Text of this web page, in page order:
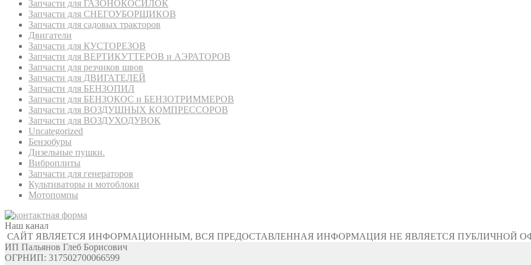
Запчасти для ГАЗОНОКОСИЛОК
Запчасти для СНЕГОУБОРЩИКОВ
Запчасти для садовых тракторов
Двигатели
Запчасти для КУСТОРЕЗОВ
Запчасти для ВЕРТИКУТТЕРОВ и АЭРАТОРОВ
Запчасти для резчиков швов
Запчасти для ДВИГАТЕЛЕЙ
Запчасти для БЕНЗОПИЛ
Запчасти для БЕНЗОКОС и БЕНЗОТРИММЕРОВ
Запчасти для ВОЗДУШНЫХ КОМПРЕССОРОВ
Запчасти для ВОЗДУХОДУВОК
Uncategorized
Бензобуры
Дизельные пушки.
Виброплиты
Запчасти для генераторов
Культиваторы и мотоблоки
Мотопомпы
Наш канал
САЙТ ЯВЛЯЕТСЯ ИНФОРМАЦИОННЫМ, ВСЯ ПРЕДОСТАВЛЕННАЯ ИНФОРМАЦИЯ НЕ ЯВЛЯЕТСЯ ПУБЛИЧНОЙ
ИП Пальянов Глеб Борисович
ОГРНИП: 317502700066599